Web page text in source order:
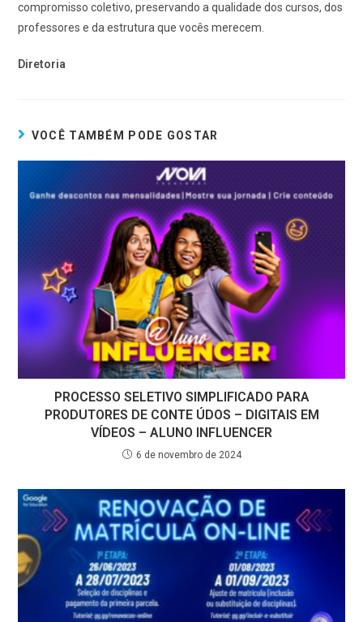
compromisso coletivo, preservando a qualidade dos cursos, dos
professores e da estrutura que vocês merecem.
Diretoria
VOCÊ TAMBÉM PODE GOSTAR
PROCESSO SELETIVO SIMPLIFICADO PARA
PRODUTORES DE CONTE ÚDOS – DIGITAIS EM
VÍDEOS – ALUNO INFLUENCER
6 de novembro de 2024